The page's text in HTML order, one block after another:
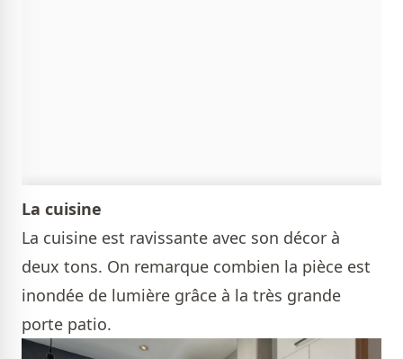
La cuisine
La cuisine est ravissante avec son décor à
deux tons. On remarque combien la pièce est
inondée de lumière grâce à la très grande
porte patio.